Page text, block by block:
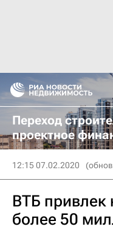
Переход
проектное
12:15 07.02.2020
ВТБ привлек
более 50